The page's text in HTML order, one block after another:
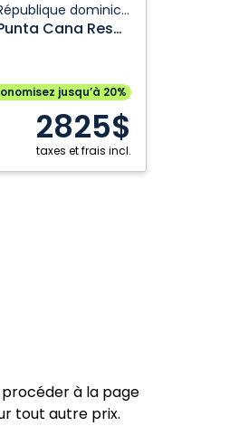
Windsor
Punta Cana, République dominicaine
Breathless Punta Cana Resort And Spa
jusqu’à 20%
2825$
taxes et frais incl.
procéder à la page
tout autre prix.